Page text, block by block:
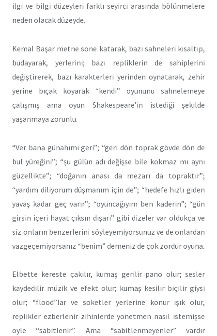
ilgi ve bilgi düzeyleri farklı seyirci arasında bölünmelere
neden olacak düzeyde.
Kemal Başar metne sone katarak, bazı sahneleri kısaltıp,
budayarak, yerlerini; bazı repliklerin de sahiplerini
değiştirerek, bazı karakterleri yerinden oynatarak, zehir
yerine bıçak koyarak “kendi” oyununu sahnelemeye
çalışmış ama oyun Shakespeare’in istediği şekilde
yaşanmaya zorunlu.
“Ver bana günahımı geri”; “geri dön toprak gövde dön de
bul yüreğini”; “şu gülün adı değişse bile kokmaz mı aynı
güzellikte”; “doğanın anası da mezarı da topraktır”;
“yardım diliyorum düşmanım için de”; “hedefe hızlı giden
yavaş kadar geç varır”; “oyuncağıyım ben kaderin”; “gün
girsin içeri hayat çıksın dışarı” gibi dizeler var oldukça ve
siz onların benzerlerini söyleyemiyorsunuz ve de onlardan
vazgeçemiyorsanız “benim” demeniz de çok zordur oyuna.
Elbette kereste çakılır, kumaş gerilir pano olur; sesler
kaydedilir müzik ve efekt olur; kumaş kesilir biçilir giysi
olur; “flood”lar ve soketler yerlerine konur ışık olur,
replikler ezberlenir zihinlerde yönetmen nasıl istemişse
öyle “sabitlenir”. Ama “sabitlenmeyenler” vardır